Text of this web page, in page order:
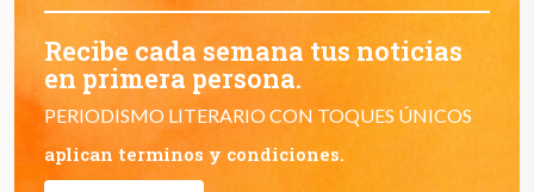
Recibe cada semana tus noticias
en primera persona.
PERIODISMO LITERARIO CON TOQUES ÚNICOS
aplican terminos y condiciones.